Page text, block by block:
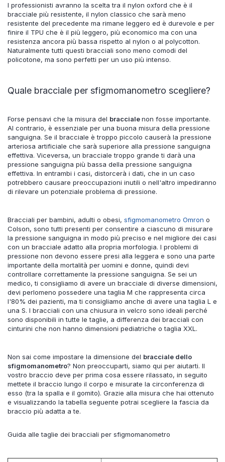
I professionisti avranno la scelta tra il nylon oxford che è il
bracciale più resistente, il nylon classico che sarà meno
resistente del precedente ma rimane leggero ed è durevole e per
finire il TPU che è il più leggero, più economico ma con una
resistenza ancora più bassa rispetto al nylon o al polycotton.
Naturalmente tutti questi bracciali sono meno comodi del
policotone, ma sono perfetti per un uso più intenso.
Quale bracciale per sfigmomanometro scegliere?
Forse pensavi che la misura del braccialenon fosse importante.
Al contrario, è essenziale per una buona misura della pressione
sanguigna. Se il bracciale è troppo piccolo causerà la pressione
arteriosa artificiale che sarà superiore alla pressione sanguigna
effettiva. Viceversa, un bracciale troppo grande ti darà una
pressione sanguigna più bassa della pressione sanguigna
effettiva. In entrambi i casi, distorcerà i dati, che in un caso
potrebbero causare preoccupazioni inutili o nell'altro impediranno
di rilevare un potenziale problema di pressione.
Bracciali per bambini, adulti o obesi, sfigmomanometro Omron o
Colson, sono tutti presenti per consentire a ciascuno di misurare
la pressione sanguigna in modo più preciso e nel migliore dei casi
con un bracciale adatto alla propria morfologia. I problemi di
pressione non devono essere presi alla leggera e sono una parte
importante della mortalità per uomini e donne, quindi devi
controllare correttamente la pressione sanguigna. Se sei un
medico, ti consigliamo di avere un bracciale di diverse dimensioni,
devi perlomeno possedere una taglia M che rappresenta circa
l'80% dei pazienti, ma ti consigliamo anche di avere una taglia L e
una S. I bracciali con una chiusura in velcro sono ideali perché
sono disponibili in tutte le taglie, a differenza dei bracciali con
cinturini che non hanno dimensioni pediatriche o taglia XXL.
Non sai come impostare la dimensione del bracciale dello
sfigmomanometro? Non preoccuparti, siamo qui per aiutarti. Il
vostro braccio deve per prima cosa essere rilassato, in seguito
mettete il braccio lungo il corpo e misurate la circonferenza di
esso (tra la spalla e il gomito). Grazie alla misura che hai ottenuto
e visualizzando la tabella seguente potrai scegliere la fascia da
braccio più adatta a te.
Guida alle taglie dei bracciali per sfigmomanometro